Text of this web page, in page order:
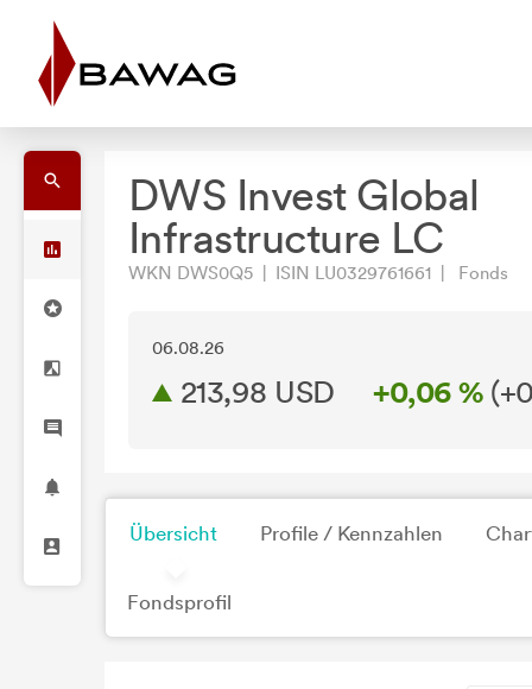
DWS Invest Global
Infrastructure LC
WKN DWS0Q5 | ISIN LU0329761661 | Fonds
06.08.26
213,98 USD +0,06 % (
Übersicht Profile / Kennzahlen
Fondsprofil